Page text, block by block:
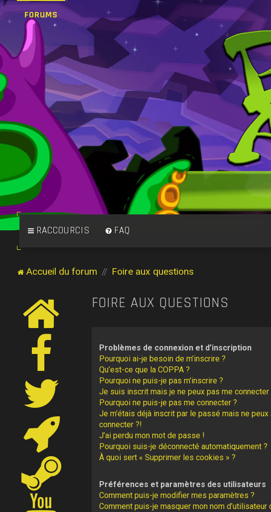
FORUMS
RACCOURCIS FAQ
Accueil du forum Foire aux questions
FOIRE AUX QUESTIONS
Problèmes de connexion et d’inscription
Pourquoi ai-je besoin de m’inscrire ?
Qu’est-ce que la COPPA ?
Pourquoi ne puis-je pas m’inscrire ?
Je suis inscrit mais je ne peux pas me connecter
Pourquoi ne puis-je pas me connecter ?
Je m’étais déjà inscrit par le passé mais ne
connecter ?!
J’ai perdu mon mot de passe !
Pourquoi suis-je déconnecté automatiquement ?
À quoi sert « Supprimer les cookies » ?
Préférences et paramètres des utilisateurs
Comment puis-je modifier mes paramètres ?
Comment puis-je masquer mon nom